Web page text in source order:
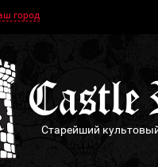
город
Старейший